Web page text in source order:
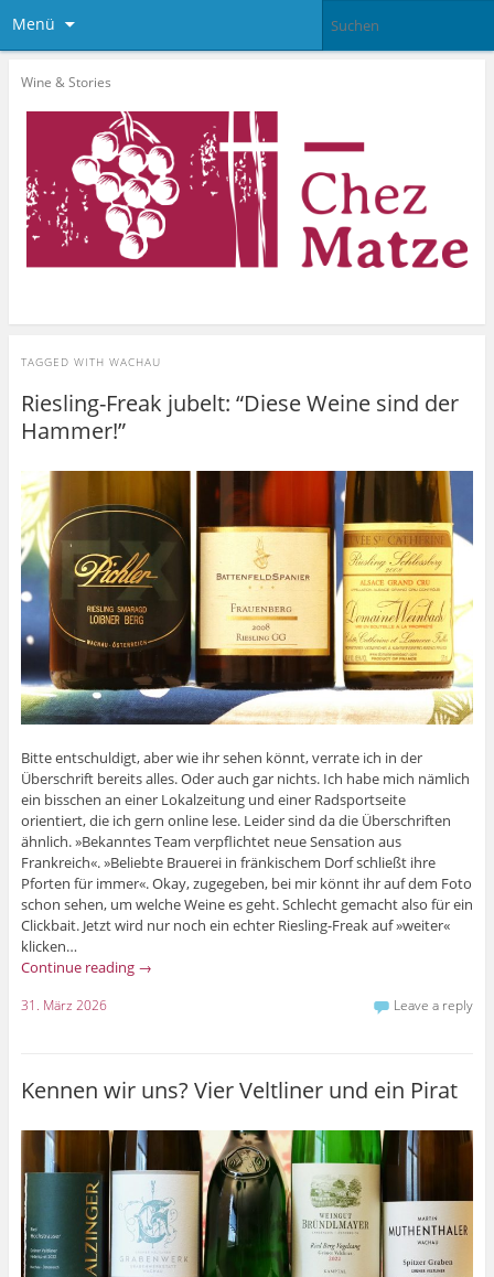
Menü
Wine & Stories
TAGGED WITH WACHAU
Riesling-Freak jubelt: “Diese Weine sind der
Hammer!”
Bitte entschuldigt, aber wie ihr sehen könnt, verrate ich in der
Überschrift bereits alles. Oder auch gar nichts. Ich habe mich nämlich
ein bisschen an einer Lokalzeitung und einer Radsportseite
orientiert, die ich gern online lese. Leider sind da die Überschriften
ähnlich. »Bekanntes Team verpflichtet neue Sensation aus
Frankreich«. »Beliebte Brauerei in fränkischem Dorf schließt ihre
Pforten für immer«. Okay, zugegeben, bei mir könnt ihr auf dem Foto
schon sehen, um welche Weine es geht. Schlecht gemacht also für ein
Clickbait. Jetzt wird nur noch ein echter Riesling-Freak auf »weiter«
klicken…
Continue reading →
31. März 2026 Leave a reply
Kennen wir uns? Vier Veltliner und ein Pirat